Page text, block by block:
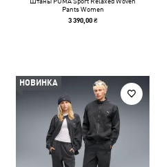
Pants Women
3 390,00 ₴
НОВИНКА